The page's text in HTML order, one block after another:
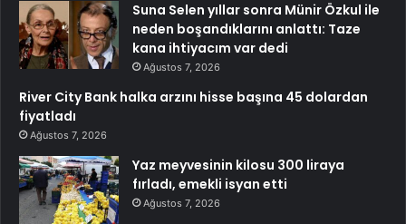
Suna Selen yıllar sonra Münir Özkul ile
neden boşandıklarını anlattı: Taze
kana ihtiyacım var dedi
Ağustos 7, 2026
River City Bank halka arzını hisse başına 45 dolardan
fiyatladı
Ağustos 7, 2026
Yaz meyvesinin kilosu 300 liraya
fırladı, emekli isyan etti
Ağustos 7, 2026